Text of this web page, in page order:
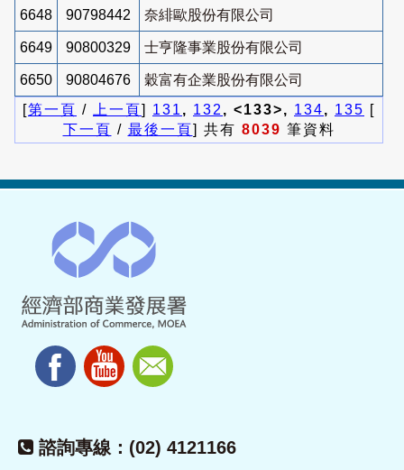
6648 90798442 奈緋歐股份有限公司
6649 90800329 士亨隆事業股份有限公司
6650 90804676
穀富有企業股份有限公司
[第一頁 / 上一頁] 131 , 132 , <133>, 134, 135 [
下一頁 / 最後一頁] 共有 8039 筆資料
諮詢專線：(02) 4121166